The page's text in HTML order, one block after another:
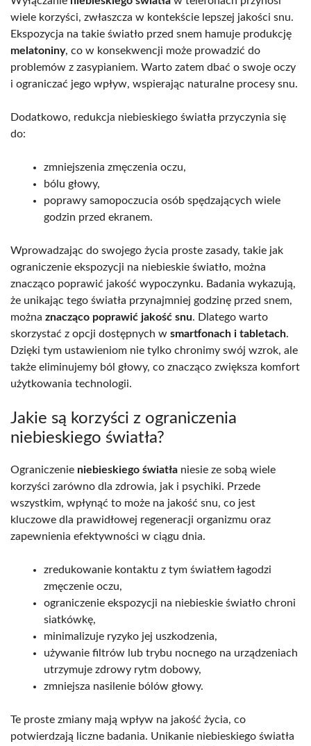
wiele korzyści, zwłaszcza w kontekście lepszej jakości snu.
Ekspozycja na takie światło przed snem hamuje produkcję
melatoniny, co w konsekwencji może prowadzić do
problemów z zasypianiem. Warto zatem dbać o swoje oczy
i ograniczać jego wpływ, wspierając naturalne procesy snu.
Dodatkowo, redukcja niebieskiego światła przyczynia się
do:
zmniejszenia zmęczenia oczu,
bólu głowy,
poprawy samopoczucia osób spędzających wiele
godzin przed ekranem.
Wprowadzając do swojego życia proste zasady, takie jak
ograniczenie ekspozycji na niebieskie światło, można
znacząco poprawić jakość wypoczynku. Badania wykazują,
że unikając tego światła przynajmniej godzinę przed snem,
można znacząco poprawić jakość snu. Dlatego warto
skorzystać z opcji dostępnych w smartfonach i tabletach.
Dzięki tym ustawieniom nie tylko chronimy swój wzrok, ale
także eliminujemy ból głowy, co znacząco zwiększa komfort
użytkowania technologii.
Jakie są korzyści z ograniczenia
niebieskiego światła?
Ograniczenie niebieskiego światła niesie ze sobą wiele
korzyści zarówno dla zdrowia, jak i psychiki. Przede
wszystkim, wpłynąć to może na jakość snu, co jest
kluczowe dla prawidłowej regeneracji organizmu oraz
zapewnienia efektywności w ciągu dnia.
zredukowanie kontaktu z tym światłem łagodzi
zmęczenie oczu,
ograniczenie ekspozycji na niebieskie światło chroni
siatkówkę,
minimalizuje ryzyko jej uszkodzenia,
używanie filtrów lub trybu nocnego na urządzeniach
utrzymuje zdrowy rytm dobowy,
zmniejsza nasilenie bólów głowy.
Te proste zmiany mają wpływ na jakość życia, co
potwierdzają liczne badania. Unikanie niebieskiego światła